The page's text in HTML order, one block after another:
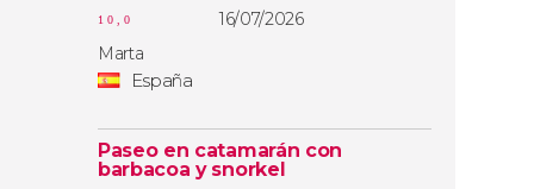
10,0
16/07/2026
Marta
España
Paseo en catamarán con
barbacoa y snorkel